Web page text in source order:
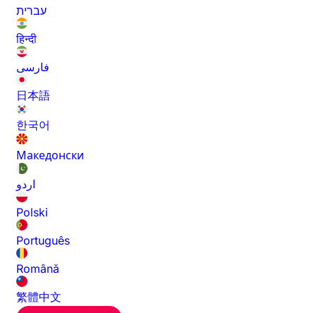
עברית
हिन्दी
فارسی
日本語
한국어
Македонски
اردو
Polski
Português
Română
繁體中文